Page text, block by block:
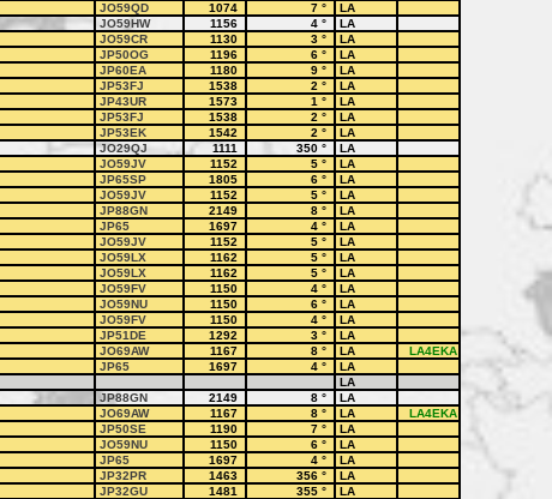
JO59QD 1074 7 °
LA
JO59HW 1156 4 °
LA
JO59CR 1130 3 °
LA
JP50OG 1196 6 °
LA
JP60EA 1180 9 °
LA
JP53FJ 1538 2 °
LA
JP43UR 1573 1 °
LA
JP53FJ 1538 2 °
LA
JP53EK 1542 2 °
LA
JO29QJ 1111 350 °
LA
JO59JV 1152 5 °
LA
JP65SP 1805 6 °
LA
JO59JV 1152 5 °
LA
JP88GN 2149 8 °
LA
JP65 1697 4 °
LA
JO59JV 1152 5 °
LA
JO59LX 1162 5 °
LA
JO59LX 1162 5 °
LA
JO59FV 1150 4 °
LA
JO59NU 1150 6 °
LA
JO59FV 1150 4 °
LA
JP51DE 1292 3 °
LA
JO69AW 1167 8 ° LA
LA4EKA
JP65 1697 4 °
LA
LA
JP88GN 2149 8 °
LA
JO69AW 1167 8 ° LA
LA4EKA
JP50SE 1190 7 °
LA
JO59NU 1150 6 °
LA
JP65 1697 4 °
LA
JP32PR 1463 356 °
LA
JP32GU 1481 355 °
LA